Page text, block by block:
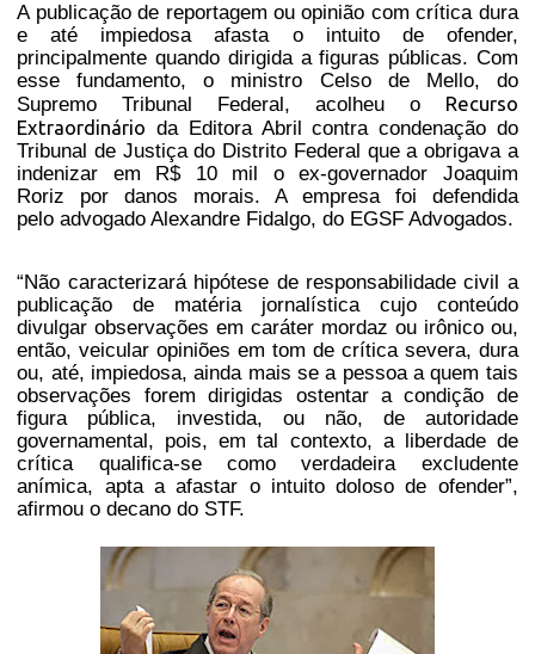
A publicação de reportagem ou opinião com crítica dura
e até impiedosa afasta o intuito de ofender,
principalmente quando dirigida a figuras públicas. Com
esse fundamento, o ministro Celso de Mello, do
Supremo Tribunal Federal, acolheu o
Recurso
Extraordinário da Editora Abril contra condenação do
Tribunal de Justiça do Distrito Federal que a obrigava a
indenizar em R$ 10 mil o ex-governador Joaquim
Roriz por danos morais. A empresa foi defendida
pelo advogado Alexandre Fidalgo, do EGSF Advogados.
“Não caracterizará hipótese de responsabilidade civil a
publicação de matéria jornalística cujo conteúdo
divulgar observações em caráter mordaz ou irônico ou,
então, veicular opiniões em tom de crítica severa, dura
ou, até, impiedosa, ainda mais se a pessoa a quem tais
observações forem dirigidas ostentar a condição de
figura pública, investida, ou não, de autoridade
governamental, pois, em tal contexto, a liberdade de
crítica qualifica-se como verdadeira excludente
anímica, apta a afastar o intuito doloso de ofender”,
afirmou o decano do STF.